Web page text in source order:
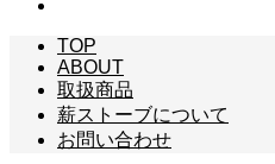
TOP
ABOUT
取扱商品
薪ストーブについて
お問い合わせ